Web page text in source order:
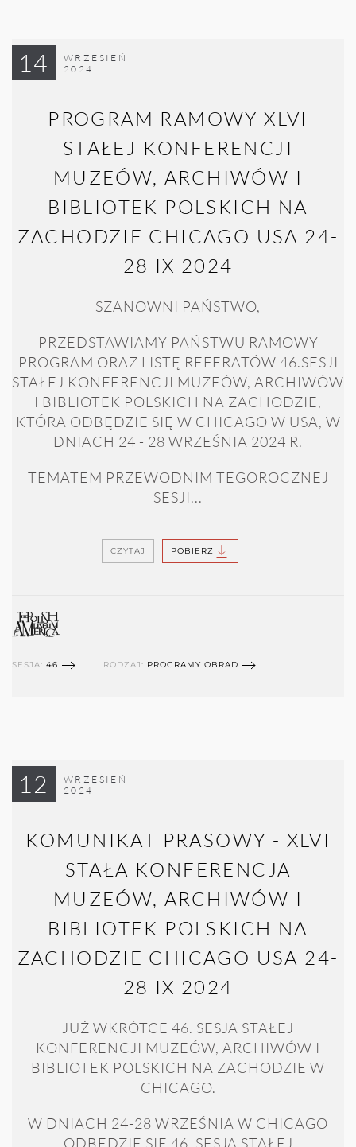
14
WRZESIEŃ
2024
PROGRAM RAMOWY XLVI
STAŁEJ KONFERENCJI
MUZEÓW, ARCHIWÓW I
BIBLIOTEK POLSKICH NA
ZACHODZIE CHICAGO USA 24-
28 IX 2024
SZANOWNI PAŃSTWO,
PRZEDSTAWIAMY PAŃSTWU RAMOWY
PROGRAM ORAZ LISTĘ REFERATÓW 46.SESJI
STAŁEJ KONFERENCJI MUZEÓW, ARCHIWÓW
I BIBLIOTEK POLSKICH NA ZACHODZIE,
KTÓRA ODBĘDZIE SIĘ W CHICAGO W USA, W
DNIACH 24 - 28 WRZEŚNIA 2024 R.
TEMATEM PRZEWODNIM TEGOROCZNEJ
SESJI...
CZYTAJ POBIERZ
SESJA: 46 RODZAJ: PROGRAMY OBRAD
12
WRZESIEŃ
2024
KOMUNIKAT PRASOWY - XLVI
STAŁA KONFERENCJA
MUZEÓW, ARCHIWÓW I
BIBLIOTEK POLSKICH NA
ZACHODZIE CHICAGO USA 24-
28 IX 2024
JUŻ WKRÓTCE 46. SESJA STAŁEJ
KONFERENCJI MUZEÓW, ARCHIWÓW I
BIBLIOTEK POLSKICH NA ZACHODZIE W
CHICAGO.
W DNIACH 24-28 WRZEŚNIA W CHICAGO
ODBĘDZIE SIĘ 46. SESJA STAŁEJ